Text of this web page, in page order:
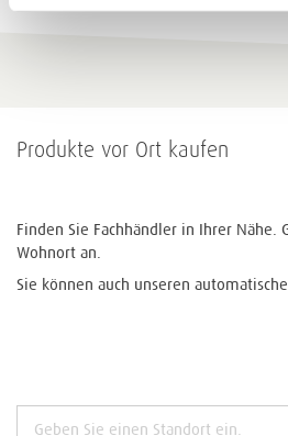
Produkte vor Ort kaufen
Finden Sie Fachhändler in Ihrer Nähe.
Wohnort an.
Sie können auch unseren